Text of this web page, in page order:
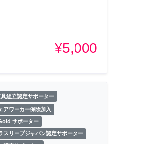
¥5,000
具組立認定サポーター
アワーカー保険加入
サポーター
スリープジャパン認定サポーター